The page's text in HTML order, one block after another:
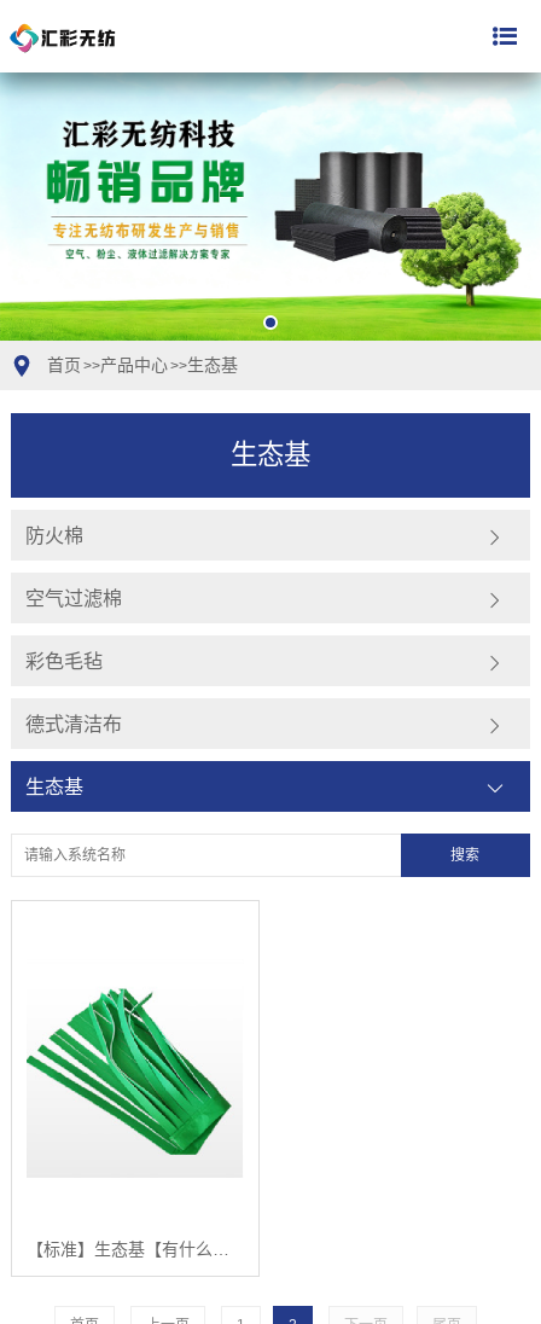
首页 >>产品中心>>生态基
生态基
防火棉
空气过滤棉
彩色毛毡
德式清洁布
生态基